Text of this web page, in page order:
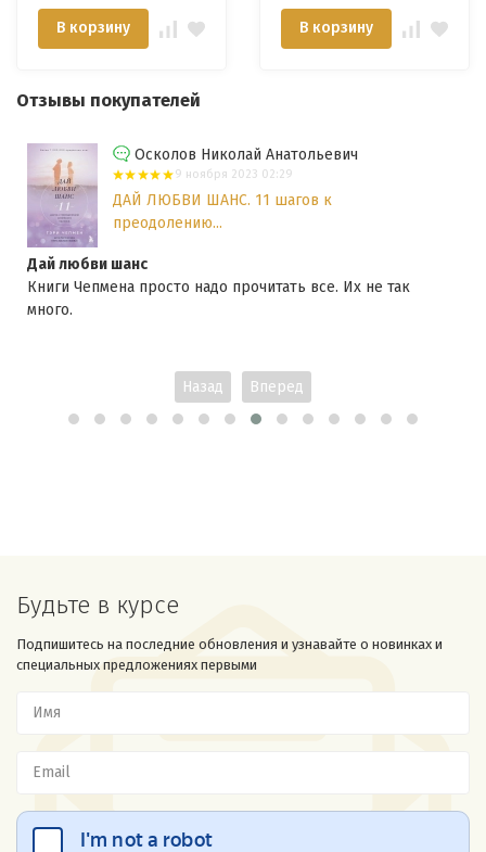
В корзину
Мак-Артур
В корзину
Отзывы покупателей
Осколов Николай Анатольевич
9 ноября 2023 02:29
ДАЙ ЛЮБВИ ШАНС. 11 шагов к
преодолению...
Дай любви шанс
Книги Чепмена просто надо прочитать все. Их не так
много.
Назад Вперед
Будьте в курсе
Подпишитесь на последние обновления и узнавайте о новинках и
специальных предложениях первыми